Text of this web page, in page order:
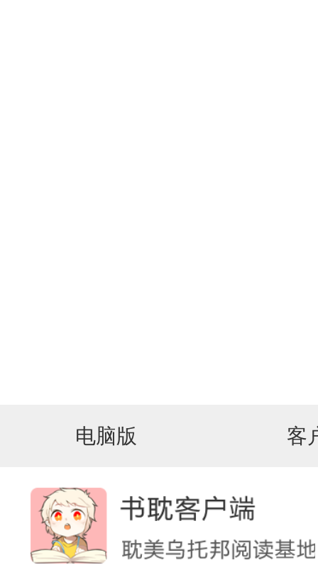
电脑版 客